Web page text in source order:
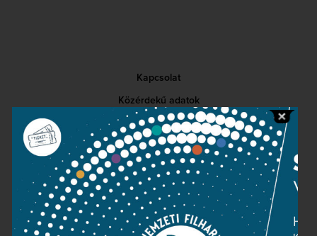
Kapcsolat
Közérdekű adatok
Sajtószoba
Adatvédelem
Impresszum